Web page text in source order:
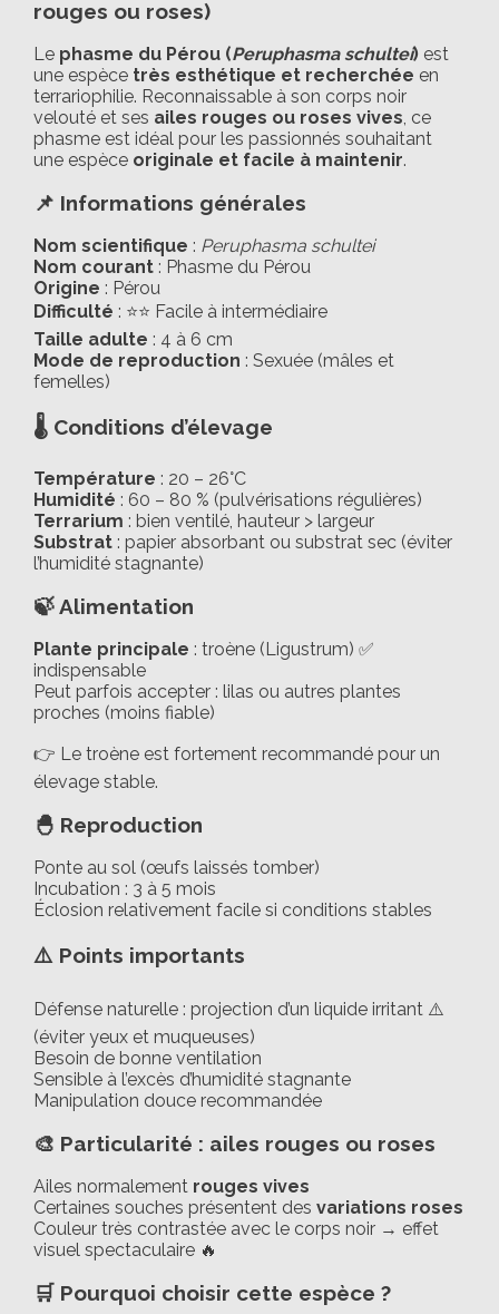
rouges ou roses)
Le phasme du Pérou (Peruphasma schultei) est
une espèce très esthétique et recherchée en
terrariophilie. Reconnaissable à son corps noir
velouté et ses ailes rouges ou roses vives , ce
phasme est idéal pour les passionnés souhaitant
une espèce originale et facile à maintenir.
📌 Informations générales
Nom scientifique : Peruphasma schultei
Nom courant : Phasme du Pérou
Origine : Pérou
Difficulté : ⭐⭐ Facile à intermédiaire
Taille adulte : 4 à 6 cm
Mode de reproduction : Sexuée (mâles et
femelles)
🌡️ Conditions d’élevage
Température : 20 – 26°C
Humidité : 60 – 80 % (pulvérisations régulières)
Terrarium : bien ventilé, hauteur > largeur
Substrat : papier absorbant ou substrat sec (éviter
l’humidité stagnante)
🍃 Alimentation
Plante principale : troène (Ligustrum) ✅
indispensable
Peut parfois accepter : lilas ou autres plantes
proches (moins fiable)
👉 Le troène est fortement recommandé pour un
élevage stable.
🐣 Reproduction
Ponte au sol (œufs laissés tomber)
Incubation : 3 à 5 mois
Éclosion relativement facile si conditions stables
⚠️ Points importants
Défense naturelle : projection d’un liquide irritant ⚠️
(éviter yeux et muqueuses)
Besoin de bonne ventilation
Sensible à l’excès d’humidité stagnante
Manipulation douce recommandée
🎨 Particularité : ailes rouges ou roses
Ailes normalement rouges vives
Certaines souches présentent des variations roses
Couleur très contrastée avec le corps noir → effet
visuel spectaculaire 🔥
🛒 Pourquoi choisir cette espèce ?